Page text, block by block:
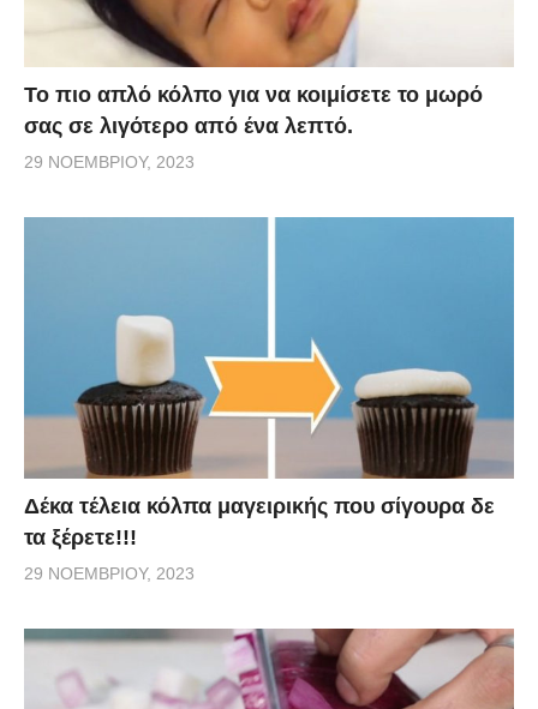
Το πιο απλό κόλπο για να κοιμίσετε το μωρό
σας σε λιγότερο από ένα λεπτό.
29 ΝΟΕΜΒΡΊΟΥ, 2023
Δέκα τέλεια κόλπα μαγειρικής που σίγουρα δε
τα ξέρετε!!!
29 ΝΟΕΜΒΡΊΟΥ, 2023